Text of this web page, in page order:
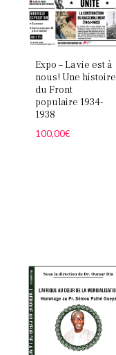
Expo – La vie est à
nous! Une histoire
du Front
populaire 1934-
1938
100,00€